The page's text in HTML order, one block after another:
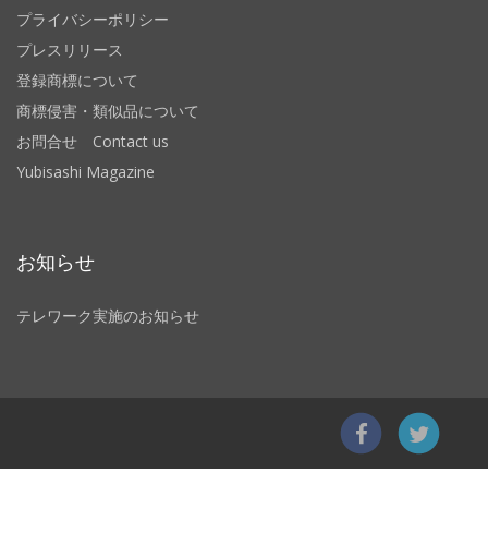
プライバシーポリシー
プレスリリース
登録商標について
商標侵害・類似品について
お問合せ Contact us
Yubisashi Magazine
お知らせ
テレワーク実施のお知らせ